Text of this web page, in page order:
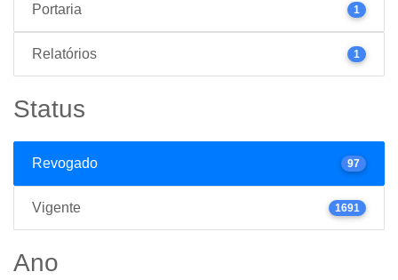
Portaria 1
Relatórios 1
Status
Revogado 97
Vigente 1691
Ano